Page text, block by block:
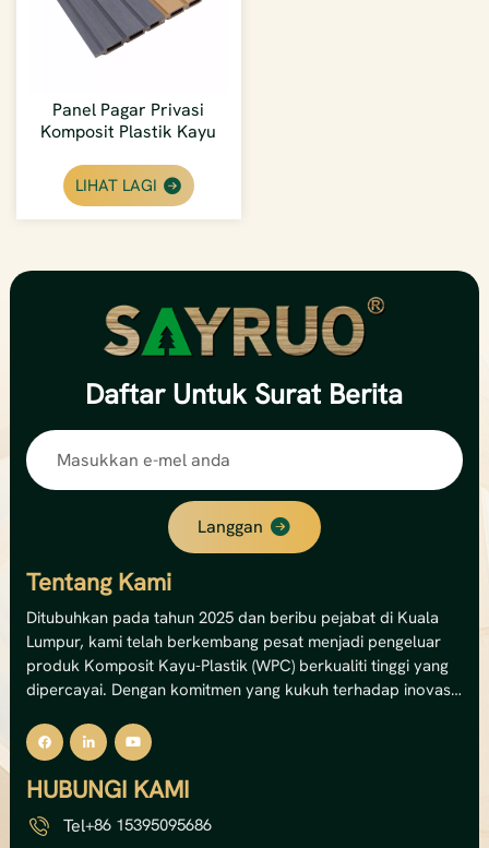
Panel Pagar Privasi
Komposit Plastik Kayu
Diekstrusi Bersama
Kilang Langsung
LIHAT LAGI
Daftar Untuk Surat Berita
Langgan
Tentang Kami
Ditubuhkan pada tahun 2025 dan beribu pejabat di Kuala
Lumpur, kami telah berkembang pesat menjadi pengeluar
produk Komposit Kayu-Plastik (WPC) berkualiti tinggi yang
dipercayai. Dengan komitmen yang kukuh terhadap inovasi
penyelesaian dek WPC luaran, panel dinding dan pagar
premium.Kemudahan canggih kami mengendalikan 12
barisan pengeluaran, memberikan kami kapasiti tahunan
bersamaan dengan jumlah nilai output sebanyak USD 5 juta.
HUBUNGI KAMI
Tel+86 15395095686